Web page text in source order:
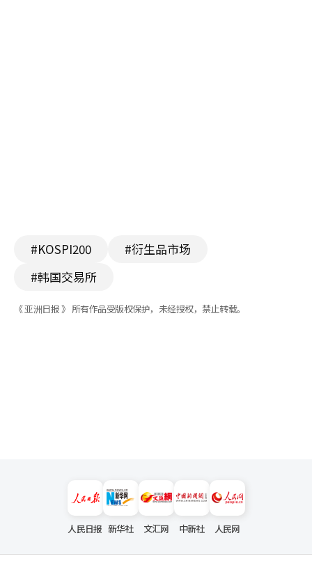
#KOSPI200
#衍生品市场
#韩国交易所
《 亚洲日报 》 所有作品受版权保护，未经授权，禁止转载。
人民日报 新华社 文汇网 中新社 人民网